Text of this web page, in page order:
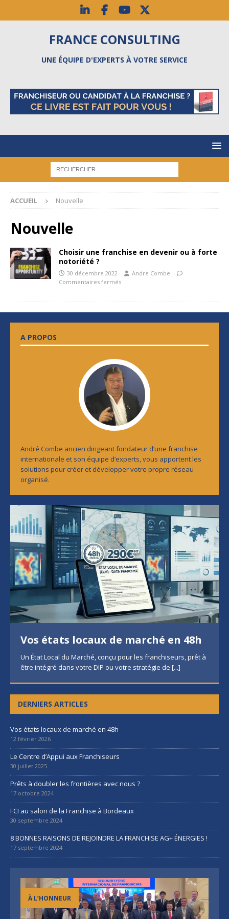
FRANCE CONSULTING
UNE ÉQUIPE D'EXPERTS À VOTRE SERVICE
ACCUEIL Nouvelle
Nouvelle
Choisir une franchise en devenir ou à forte
notoriété ?
30 décembre 2022
Andre Combe
Commentaires fermés
A PROPOS
André Combe ancien dirigeant fondateur d’une franchise
internationale et son équipe d’experts, vous apportent les
solutions pour créer et développer votre propre réseau
organisé.
Vos états locaux de marché en 48h
Un État Local du Marché, conçu pour les franchiseurs, prêt à
être intégré dans votre DIP ou votre stratégie de [...]
DERNIERS ARTICLES
Vos états locaux de marché en 48h
12 février 2026
Le Centre d’Appui aux Franchiseurs
30 juillet 2025
Prêts à doubler les frontières avec nous ?
17 octobre 2024
FCI au salon de la Franchise à Bordeaux
30 septembre 2024
8 BONNES RAISONS DE REJOINDRE LA FRANCHISE AG+ ÉNERGIES !
17 septembre 2024
À L’HONNEUR